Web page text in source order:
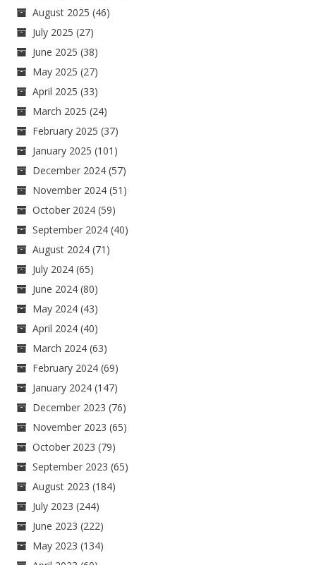
August 2025 (46)
July 2025 (27)
June 2025 (38)
May 2025 (27)
April 2025 (33)
March 2025 (24)
February 2025 (37)
January 2025 (101)
December 2024 (57)
November 2024 (51)
October 2024 (59)
September 2024 (40)
August 2024 (71)
July 2024 (65)
June 2024 (80)
May 2024 (43)
April 2024 (40)
March 2024 (63)
February 2024 (69)
January 2024 (147)
December 2023 (76)
November 2023 (65)
October 2023 (79)
September 2023 (65)
August 2023 (184)
July 2023 (244)
June 2023 (222)
May 2023 (134)